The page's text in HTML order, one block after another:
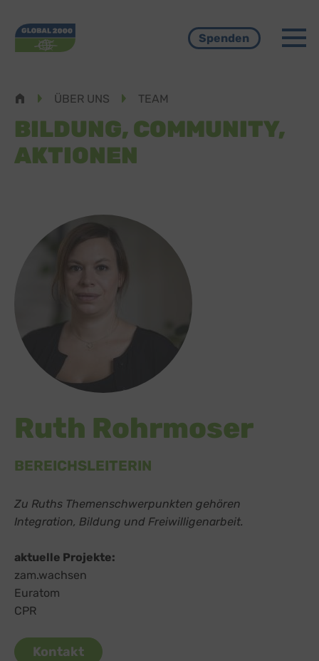
Spenden
ÜBER UNS TEAM
BILDUNG, COMMUNITY,
AKTIONEN
Ruth Rohrmoser
BEREICHSLEITERIN
Zu Ruths Themenschwerpunkten gehören
Integration, Bildung und Freiwilligenarbeit.
aktuelle Projekte:
zam.wachsen
Euratom
CPR
Kontakt